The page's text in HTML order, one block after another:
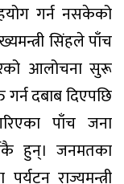
गर्न नसकेको
सिंहले पाँच
आलोचना सुरू
गर्न दबाब दिएपछि
पाँच जना
हुन्। जनमतका
राज्यमन्त्री